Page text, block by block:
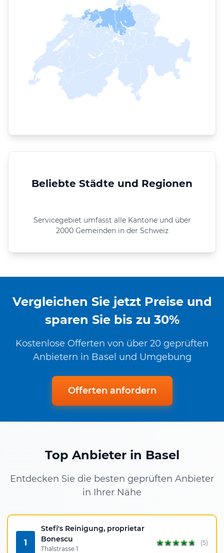
Beliebte Städte und Regionen
Servicegebiet umfasst alle Kantone und über
2000 Gemeinden in der Schweiz
Vergleichen Sie jetzt Preise und
sparen Sie bis zu 30%
Kostenlose Offerten von über 20 geprüften
Anbietern in Basel und Umgebung
Offerten anfordern
Top Anbieter in Basel
Entdecken Sie die besten geprüften Anbieter
in Ihrer Nähe
1
Stefi's Reinigung, proprietar
Bonescu
Thalstrasse 1
(5)